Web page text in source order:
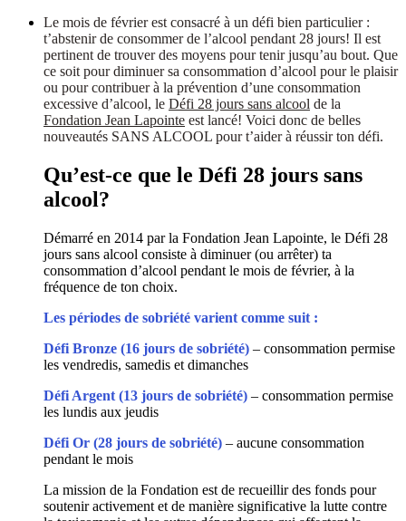
Le mois de février est consacré à un défi bien particulier :
t’abstenir de consommer de l’alcool pendant 28 jours! Il est
pertinent de trouver des moyens pour tenir jusqu’au bout. Que
ce soit pour diminuer sa consommation d’alcool pour le plaisir
ou pour contribuer à la prévention d’une consommation
excessive d’alcool, le Défi 28 jours sans alcool de la
Fondation Jean Lapointe est lancé! Voici donc de belles
nouveautés SANS ALCOOL pour t’aider à réussir ton défi.
Qu’est-ce que le Défi 28 jours sans
alcool?
Démarré en 2014 par la Fondation Jean Lapointe, le Défi 28
jours sans alcool consiste à diminuer (ou arrêter) ta
consommation d’alcool pendant le mois de février, à la
fréquence de ton choix.
Les périodes de sobriété varient comme suit :
Défi Bronze (16 jours de sobriété) – consommation permise
les vendredis, samedis et dimanches
Défi Argent (13 jours de sobriété) – consommation permise
les lundis aux jeudis
Défi Or (28 jours de sobriété) – aucune consommation
pendant le mois
La mission de la Fondation est de recueillir des fonds pour
soutenir activement et de manière significative la lutte contre